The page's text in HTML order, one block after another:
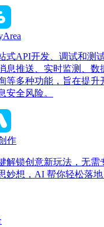
式API开发、调试和测
息推送、实时监测、数
等多种功能，旨在提升
安全风险。
作
解锁创意新玩法，无需
妙想，AI 帮你轻松落地